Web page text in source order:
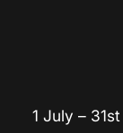
1 July –